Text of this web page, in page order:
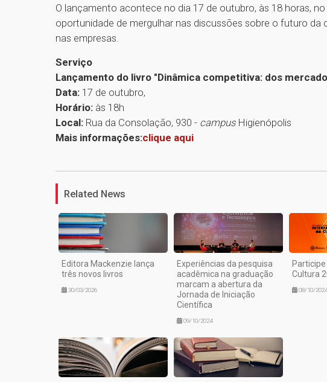
O lançamento acontece no dia 17 de outubro, às 18 horas,
oportunidade de mergulhar nas discussões sobre o futuro
nas empresas.
Serviço
Lançamento do livro "Dinâmica competitiva: dos
Data: 17 de outubro,
Horário: às 18h
Local: Rua da Consolação, 930 - campus Higienópolis
Mais informações:clique aqui
Related News
Editora Mackenzie lança
três novos livros
30/03/2026
Experiências da pesquisa
acadêmica na graduação
marcam a abertura da
Jornada de Iniciação
Científica
09/10/2024
Cultura
08/10/2024